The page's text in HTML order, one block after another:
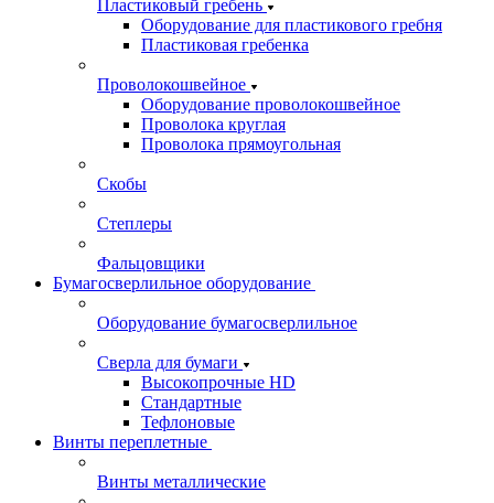
Пластиковый гребень
Оборудование для пластикового гребня
Пластиковая гребенка
Проволокошвейное
Оборудование проволокошвейное
Проволока круглая
Проволока прямоугольная
Скобы
Степлеры
Фальцовщики
Бумагосверлильное оборудование
Оборудование бумагосверлильное
Сверла для бумаги
Высокопрочные HD
Стандартные
Тефлоновые
Винты переплетные
Винты металлические